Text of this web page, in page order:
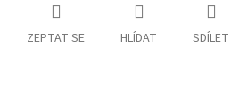
ZEPTAT SE HLÍDAT SDÍLET